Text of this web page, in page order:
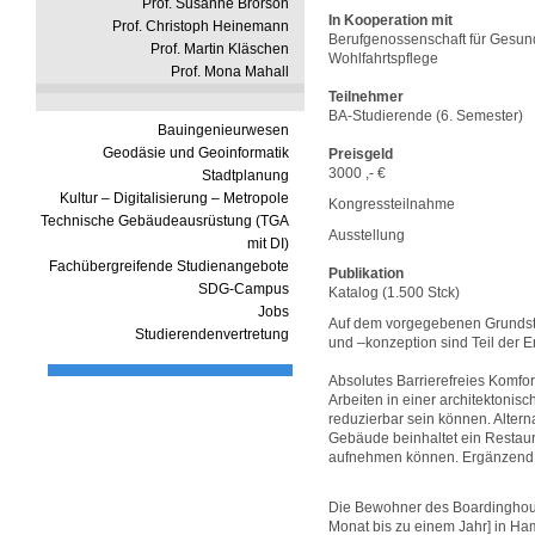
Prof. Susanne Brorson
Prof. Christoph Heinemann
Prof. Martin Kläschen
Prof. Mona Mahall
Bauingenieurwesen
Geodäsie und Geoinformatik
Stadtplanung
Kultur – Digitalisierung – Metropole
Technische Gebäudeausrüstung (TGA
mit DI)
Fachübergreifende Studienangebote
SDG-Campus
Jobs
Studierendenvertretung
In Kooperation mit
Berufgenossenschaft für
Wohlfahrtspflege
Teilnehmer
BA-Studierende (6. Semester)
Preisgeld
3000 ,- €
Kongressteilnahme
Ausstellung
Publikation
Katalog (1.500 Stck)
Auf dem vorgegebenen
und –konzeption sind Teil der
Absolutes Barrierefreies
Arbeiten in einer
reduzierbar sein können.
Gebäude beinhaltet ein
aufnehmen können.
Die Bewohner des
Monat bis zu einem Jahr] in